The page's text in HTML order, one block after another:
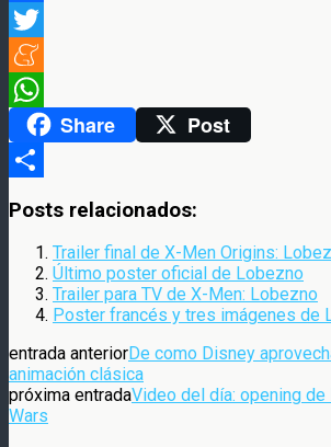
Facebook
Twitter
Meneame
WhatsAppShare Post
Posts relacionados:
Trailer final de X-Men Origins:
Último poster oficial de Lobezno
Trailer para TV de X-Men: Lobezno
Poster francés y tres imágenes de
entrada anteriorDe como Disney
animación clásica
próxima entradaVideo del día: opening de
Wars